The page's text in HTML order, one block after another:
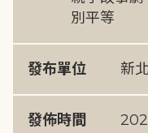
別平等
發布單位 新
發佈時間